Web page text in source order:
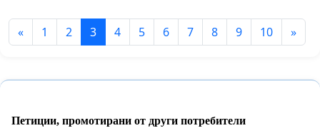
« 1 2 3 4 5 6 7 8 9 10 »
Петиции, промотирани от други потребители